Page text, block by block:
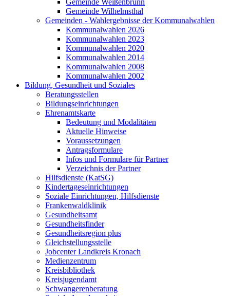
Gemeinde Weißenbrunn
Gemeinde Wilhelmsthal
Gemeinden - Wahlergebnisse der Kommunalwahlen
Kommunalwahlen 2026
Kommunalwahlen 2023
Kommunalwahlen 2020
Kommunalwahlen 2014
Kommunalwahlen 2008
Kommunalwahlen 2002
Bildung, Gesundheit und Soziales
Beratungsstellen
Bildungseinrichtungen
Ehrenamtskarte
Bedeutung und Modalitäten
Aktuelle Hinweise
Voraussetzungen
Antragsformulare
Infos und Formulare für Partner
Verzeichnis der Partner
Hilfsdienste (KatSG)
Kindertageseinrichtungen
Soziale Einrichtungen, Hilfsdienste
Frankenwaldklinik
Gesundheitsamt
Gesundheitsfinder
Gesundheitsregion plus
Gleichstellungsstelle
Jobcenter Landkreis Kronach
Medienzentrum
Kreisbibliothek
Kreisjugendamt
Schwangerenberatung